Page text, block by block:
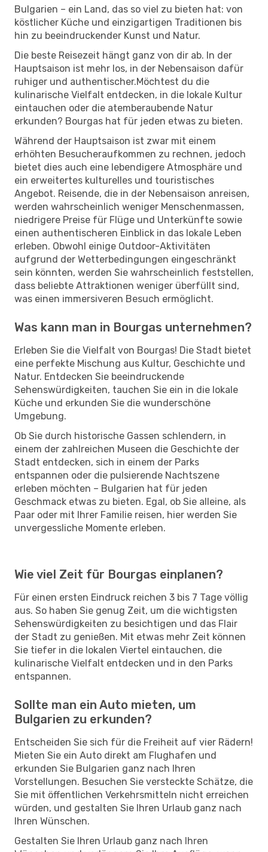
Bulgarien – ein Land, das so viel zu bieten hat: von
köstlicher Küche und einzigartigen Traditionen bis
hin zu beeindruckender Kunst und Natur.
Die beste Reisezeit hängt ganz von dir ab. In der
Hauptsaison ist mehr los, in der Nebensaison dafür
ruhiger und authentischer.Möchtest du die
kulinarische Vielfalt entdecken, in die lokale Kultur
eintauchen oder die atemberaubende Natur
erkunden? Bourgas hat für jeden etwas zu bieten.
Während der Hauptsaison ist zwar mit einem
erhöhten Besucheraufkommen zu rechnen, jedoch
bietet dies auch eine lebendigere Atmosphäre und
ein erweitertes kulturelles und touristisches
Angebot. Reisende, die in der Nebensaison anreisen,
werden wahrscheinlich weniger Menschenmassen,
niedrigere Preise für Flüge und Unterkünfte sowie
einen authentischeren Einblick in das lokale Leben
erleben. Obwohl einige Outdoor-Aktivitäten
aufgrund der Wetterbedingungen eingeschränkt
sein könnten, werden Sie wahrscheinlich feststellen,
dass beliebte Attraktionen weniger überfüllt sind,
was einen immersiveren Besuch ermöglicht.
Was kann man in Bourgas unternehmen?
Erleben Sie die Vielfalt von Bourgas! Die Stadt bietet
eine perfekte Mischung aus Kultur, Geschichte und
Natur. Entdecken Sie beeindruckende
Sehenswürdigkeiten, tauchen Sie ein in die lokale
Küche und erkunden Sie die wunderschöne
Umgebung.
Ob Sie durch historische Gassen schlendern, in
einem der zahlreichen Museen die Geschichte der
Stadt entdecken, sich in einem der Parks
entspannen oder die pulsierende Nachtszene
erleben möchten – Bulgarien hat für jeden
Geschmack etwas zu bieten. Egal, ob Sie alleine, als
Paar oder mit Ihrer Familie reisen, hier werden Sie
unvergessliche Momente erleben.
Wie viel Zeit für Bourgas einplanen?
Für einen ersten Eindruck reichen 3 bis 7 Tage völlig
aus. So haben Sie genug Zeit, um die wichtigsten
Sehenswürdigkeiten zu besichtigen und das Flair
der Stadt zu genießen. Mit etwas mehr Zeit können
Sie tiefer in die lokalen Viertel eintauchen, die
kulinarische Vielfalt entdecken und in den Parks
entspannen.
Sollte man ein Auto mieten, um
Bulgarien zu erkunden?
Entscheiden Sie sich für die Freiheit auf vier Rädern!
Mieten Sie ein Auto direkt am Flughafen und
erkunden Sie Bulgarien ganz nach Ihren
Vorstellungen. Besuchen Sie versteckte Schätze, die
Sie mit öffentlichen Verkehrsmitteln nicht erreichen
würden, und gestalten Sie Ihren Urlaub ganz nach
Ihren Wünschen.
Gestalten Sie Ihren Urlaub ganz nach Ihren